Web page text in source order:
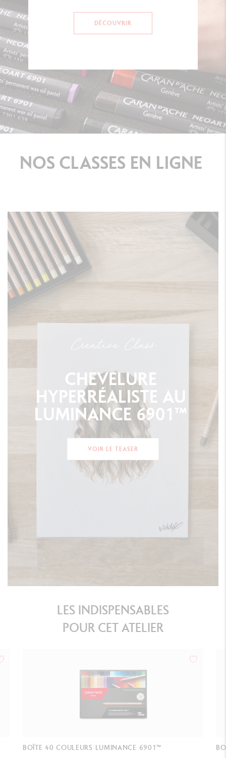
DÉCOUVRIR
NOS CLASSES EN LIGNE
Creative Class
CHEVELURE
HYPERRÉALISTE AU
LUMINANCE 6901™
VOIR LE TEASER
LES INDISPENSABLES
POUR CET ATELIER
BOÎTE 6 GRADUATIONS GRAPHITE LINE